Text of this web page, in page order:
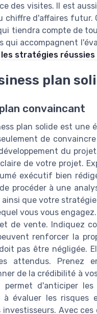
des visites. Il est
chiffre d'affaires
tiendra compte de
qui accompagnent
les stratégies
plan
convaincant
plan solide est
de
du
de votre projet.
exécutif bien
procéder à une
que votre
vous vous
de vente. Indiquez
renforcer la
pas être négligée.
attendus. Prenez
de la crédibilité à
permet d'anticiper
à évaluer les
Avec